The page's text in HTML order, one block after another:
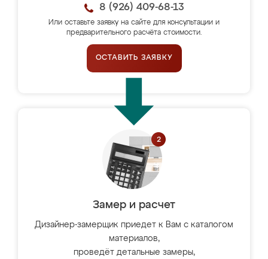
8 (926) 409-68-13
Или оставьте заявку на сайте для консультации и
предварительного расчёта стоимости.
ОСТАВИТЬ ЗАЯВКУ
Замер и расчет
Дизайнер-замерщик приедет к Вам с каталогом
материалов,
проведёт детальные замеры,